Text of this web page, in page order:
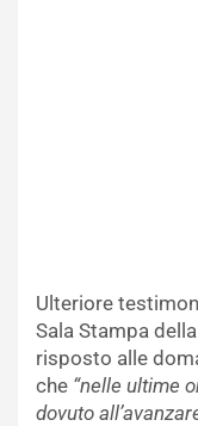
Ulteriore
Sala Stampa
risposto alle
che “nelle ultime
dovuto